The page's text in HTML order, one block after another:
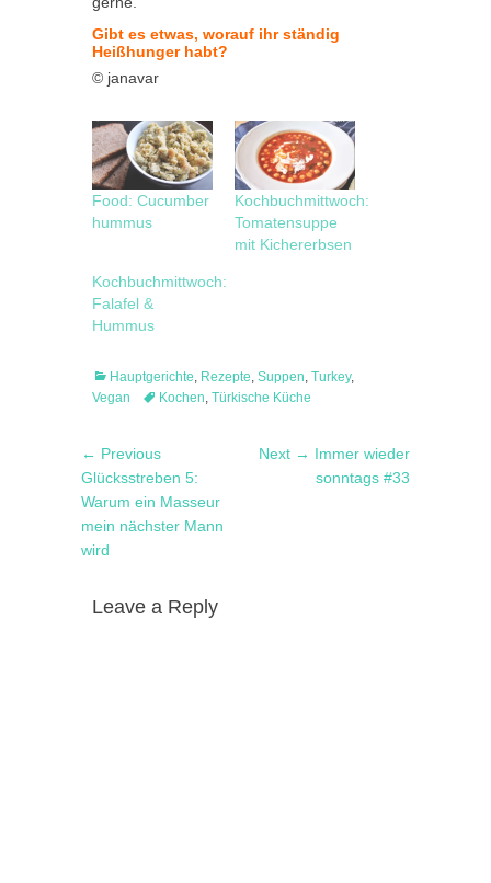
Gibt es etwas, worauf ihr ständig
Heißhunger habt?
© janavar
Food: Cucumber
hummus
Kochbuchmittwoch:
Tomatensuppe
mit Kichererbsen
Kochbuchmittwoch:
Falafel &
Hummus
Categories
Hauptgerichte, Rezepte, Suppen, Turkey,
Vegan
TagsKochen, Türkische Küche
Post
navigation
← PreviousPrevious
post:
Glücksstreben 5:
Warum ein Masseur
mein nächster Mann
wird
Next → Next
post:
Immer wieder
sonntags #33
Leave a Reply